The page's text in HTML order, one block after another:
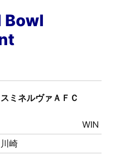
Bowl
ミネルヴァＡＦＣ
WIN
崎